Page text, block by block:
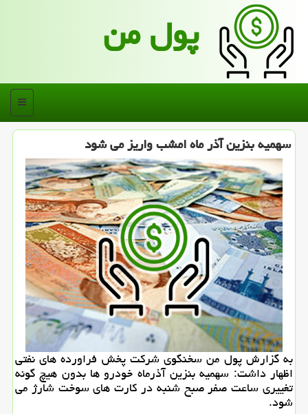
پول من
منو
سهمیه بنزین آذر ماه امشب واریز می شود
به گزارش پول من سخنگوی شركت پخش فراورده های نفتی
اظهار داشت: سهمیه بنزین آذرماه خودرو ها بدون هیچ گونه
تغییری ساعت صفر صبح شنبه در كارت های سوخت شارژ می
شود.